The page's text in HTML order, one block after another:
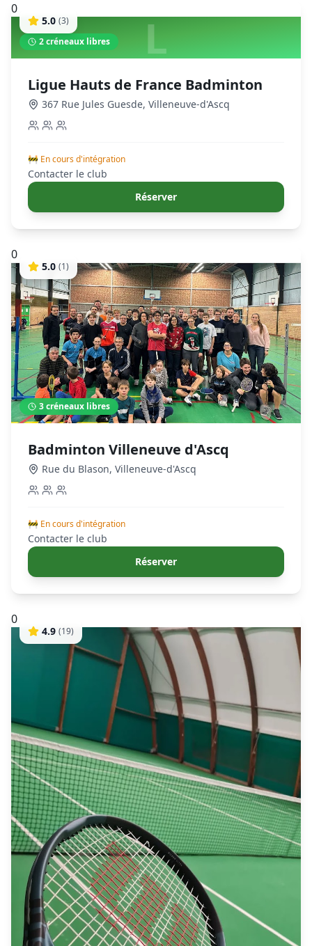
0
L
5.0 (3)
2créneaux libres
Ligue Hauts de France Badminton
367 Rue Jules Guesde, Villeneuve-d'Ascq
🚧 En cours d'intégration
Contacter le club
Réserver
0
5.0 (1)
3créneaux libres
Badminton Villeneuve d'Ascq
Rue du Blason, Villeneuve-d'Ascq
🚧 En cours d'intégration
Contacter le club
Réserver
0
4.9 (19)